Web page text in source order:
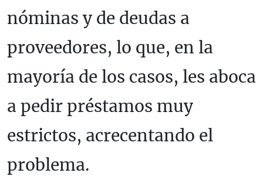
nóminas y de deudas a
proveedores, lo que, en la
mayoría de los casos, les aboca
a pedir préstamos muy
estrictos, acrecentando el
problema.